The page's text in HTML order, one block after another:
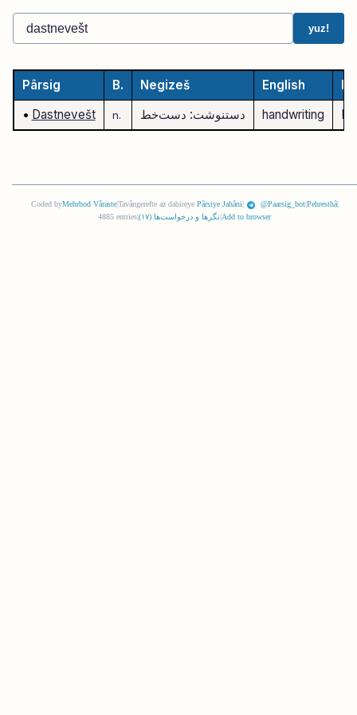
yuz!
Pârsig B. Negizeš English
• Dastnevešt n. دستنوشت: دست‌خط handwriting
Coded byMehrbod Vâraste|Tavângerefte az dabireye Pârsiye Jahâni| @Paarsig_bot|Pehresthâ|
4885 entries
نگرها و درخواست‌ها (١٧) Add to browser